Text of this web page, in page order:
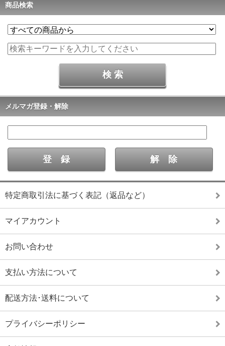
商品検索
メルマガ登録・解除
特定商取引法に基づく表記（返品など）
マイアカウント
お問い合わせ
支払い方法について
配送方法･送料について
プライバシーポリシー